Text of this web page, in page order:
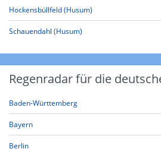
Hockensbüllfeld (Husum)
Schauendahl (Husum)
Regenradar für die
Baden-Württemberg
Bayern
Berlin